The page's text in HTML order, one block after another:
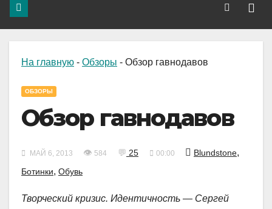
На главную - Обзоры - Обзор гавнодавов
ОБЗОРЫ
Обзор гавнодавов
МАЙ 6, 2013 👁 584 💬 25 00:00 Blundstone,
Ботинки, Обувь
Творческий кризис. Идентичность — Сергей